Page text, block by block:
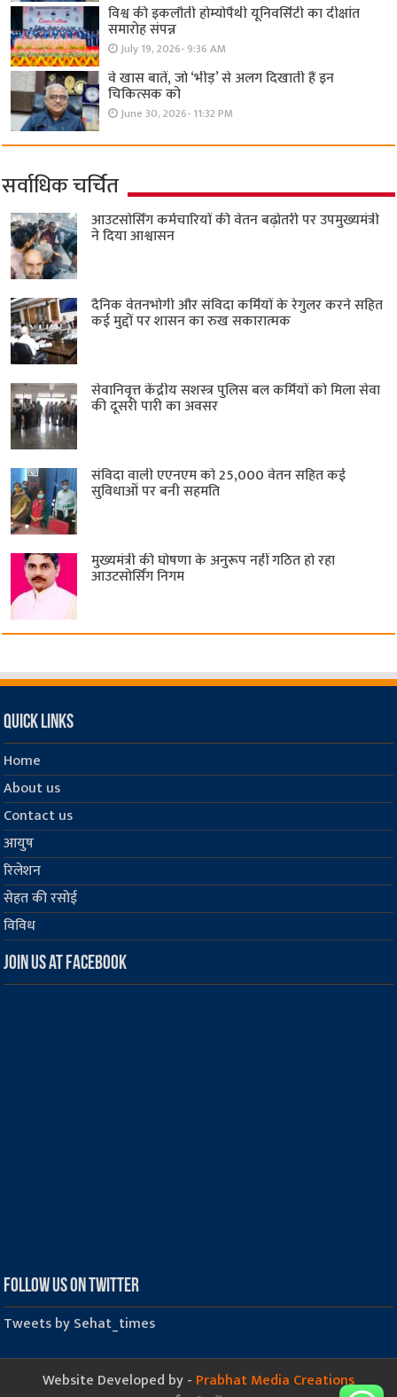
विश्व की इकलौती होम्योपैथी यूनिवर्सिटी का दीक्षांत
समारोह संपन्न
July 19, 2026- 9:36 AM
वे खास बातें, जो ‘भीड़’ से अलग दिखाती हैं इन
चिकित्सक को
June 30, 2026- 11:32 PM
सर्वाधिक चर्चित
आउटसोर्सिंग कर्मचारियों की वेतन बढ़ोतरी पर उपमुख्यमंत्री
ने दिया आश्वासन
दैनिक वेतनभोगी और संविदा कर्मियों के रेगुलर करने सहित
कई मुद्दों पर शासन का रुख सकारात्मक
सेवानिवृत्त केंद्रीय सशस्त्र पुलिस बल ​कर्मियों को मिला सेवा
की दूसरी पारी का अवसर
संविदा वाली एएनएम को 25,000 वेतन सहित कई
सुविधाओं पर बनी सहमति
मुख्यमंत्री की घोषणा के अनुरूप नहीं गठित हो रहा
आउटसोर्सिंग निगम
Quick Links
Home
About us
Contact us
आयुष
रिलेशन
सेहत की रसोई
विविध
Join us at Facebook
Follow us on Twitter
Tweets by Sehat_times
Website Developed by - Prabhat Media Creations